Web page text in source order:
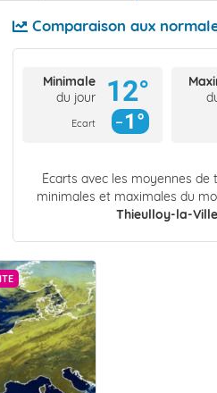
Comparaison aux
Minimale
du jour
Ecart
12°
1°
Écarts avec les moyennes de
minimales et maximales du
Thieulloy-la-Ville